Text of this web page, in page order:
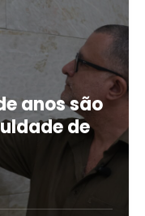
anos são
de